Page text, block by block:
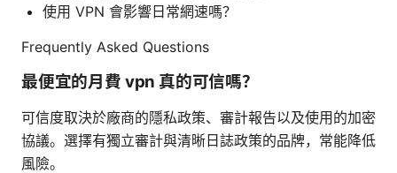
使用 VPN 會影響日常網速嗎？
Frequently Asked Questions
最便宜的月費 vpn 真的可信嗎？
可信度取決於廠商的隱私政策、審計報告以及使用的加密
協議。選擇有獨立審計與清晰日誌政策的品牌，常能降低
風險。